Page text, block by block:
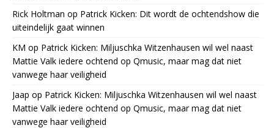
Rick Holtman op Patrick Kicken: Dit wordt de ochtendshow die
uiteindelijk gaat winnen
KM op Patrick Kicken: Miljuschka Witzenhausen wil wel naast
Mattie Valk iedere ochtend op Qmusic, maar mag dat niet
vanwege haar veiligheid
Jaap op Patrick Kicken: Miljuschka Witzenhausen wil wel naast
Mattie Valk iedere ochtend op Qmusic, maar mag dat niet
vanwege haar veiligheid